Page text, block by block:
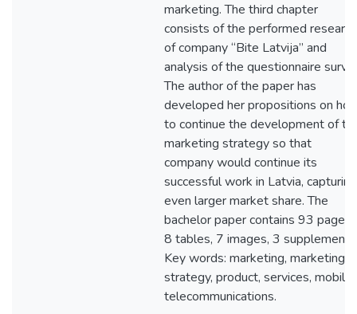
marketing. The third chapter
consists of the performed research
of company “Bite Latvija” and
analysis of the questionnaire
The author of the paper has
developed her propositions on
to continue the development of
marketing strategy so that
company would continue its
successful work in Latvia, capturing
even larger market share. The
bachelor paper contains 93 pages,
8 tables, 7 images, 3
Key words: marketing, marketing
strategy, product, services, mobile
telecommunications.